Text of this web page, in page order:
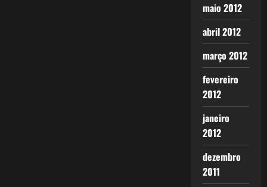
maio 2012
abril 2012
março 2012
fevereiro
2012
janeiro
2012
dezembro
2011